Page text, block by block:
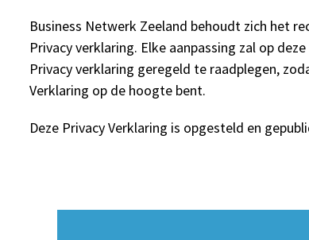
Business Netwerk Zeeland behoudt zich het
Privacy verklaring. Elke aanpassing zal op
Privacy verklaring geregeld te raadplegen,
Verklaring op de hoogte bent.
Deze Privacy Verklaring is opgesteld en